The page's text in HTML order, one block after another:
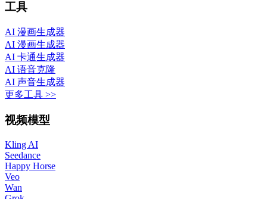
工具
AI 漫画生成器
AI 漫画生成器
AI 卡通生成器
AI 语音克隆
AI 声音生成器
更多工具 >>
视频模型
Kling AI
Seedance
Happy Horse
Veo
Wan